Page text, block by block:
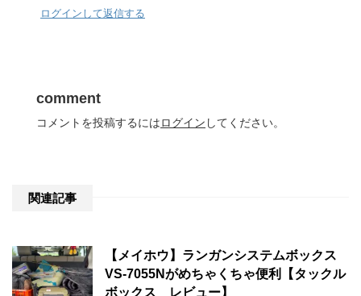
ログインして返信する
comment
コメントを投稿するにはログイン してください。
関連記事
【メイホウ】ランガンシステムボックス
VS-7055Nがめちゃくちゃ便利【タックル
ボックス レビュー】